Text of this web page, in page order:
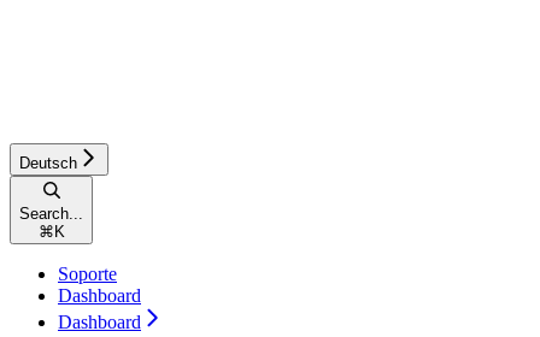
Deutsch
Search...
⌘ K
Soporte
Dashboard
Dashboard